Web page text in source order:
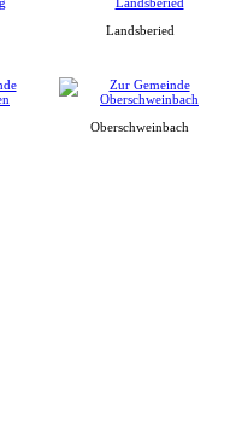
Landsberied
Oberschweinbach